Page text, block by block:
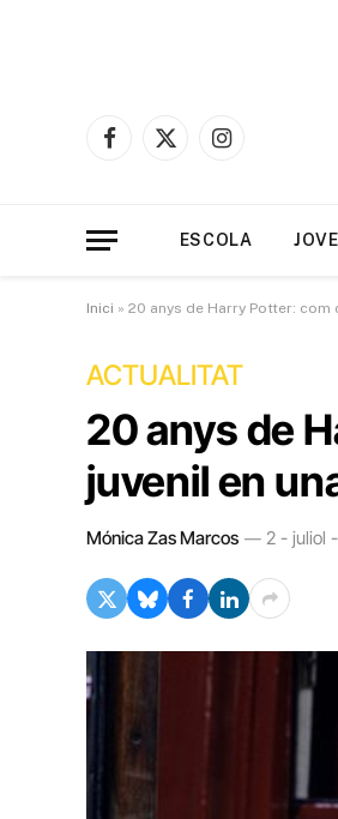
Facebook
X
Instagram
ESCOLA
Inici » 20 anys de Harry Potter: com
ACTUALITAT
20 anys de
juvenil en
Mónica Zas Marcos 2 - juliol -